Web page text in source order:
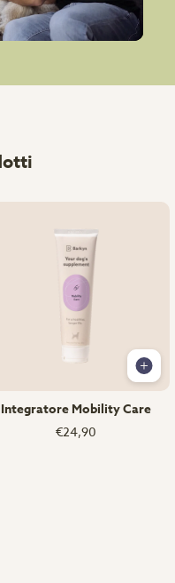
Integratore Mobility Care
€24,90